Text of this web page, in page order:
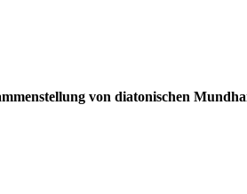
von diatonischen